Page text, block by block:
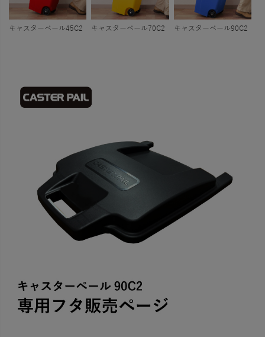
キャスターペール45C2 キャスターペール70C2 キャスターペール90C2